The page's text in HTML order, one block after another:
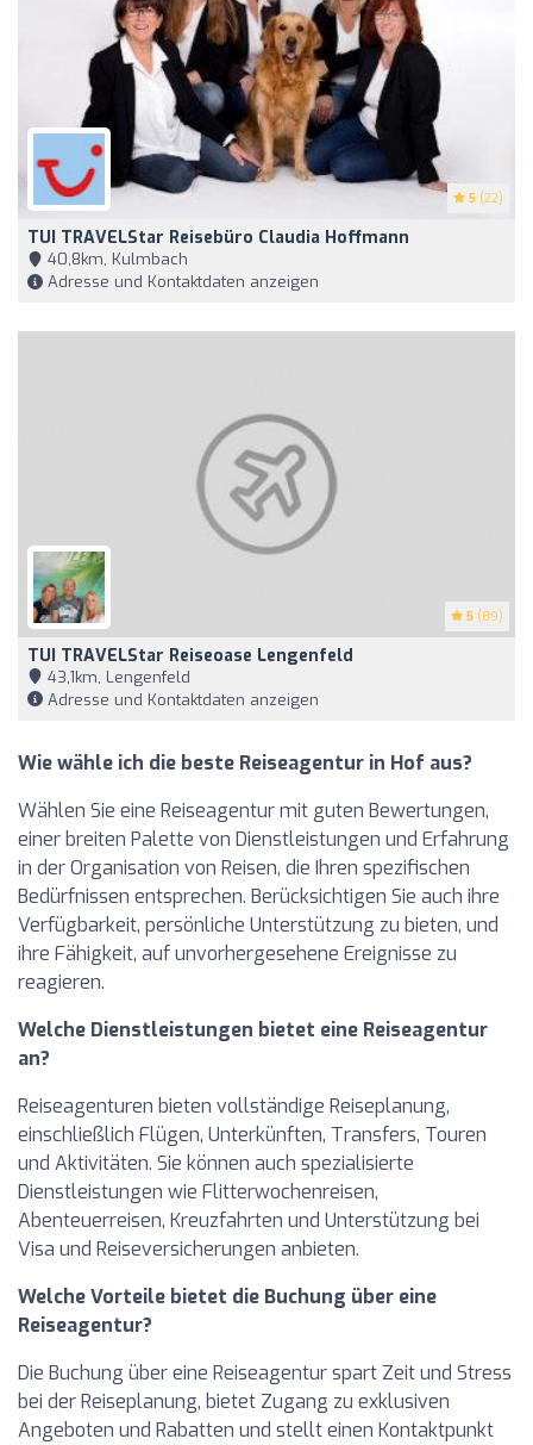
5 (22)
TUI TRAVELStar Reisebüro Claudia Hoffmann
40,8km, Kulmbach
Adresse und Kontaktdaten anzeigen
5 (89)
TUI TRAVELStar Reiseoase Lengenfeld
43,1km, Lengenfeld
Adresse und Kontaktdaten anzeigen
Wie wähle ich die beste Reiseagentur in Hof aus?
Wählen Sie eine Reiseagentur mit guten Bewertungen,
einer breiten Palette von Dienstleistungen und Erfahrung
in der Organisation von Reisen, die Ihren spezifischen
Bedürfnissen entsprechen. Berücksichtigen Sie auch ihre
Verfügbarkeit, persönliche Unterstützung zu bieten, und
ihre Fähigkeit, auf unvorhergesehene Ereignisse zu
reagieren.
Welche Dienstleistungen bietet eine Reiseagentur
an?
Reiseagenturen bieten vollständige Reiseplanung,
einschließlich Flügen, Unterkünften, Transfers, Touren
und Aktivitäten. Sie können auch spezialisierte
Dienstleistungen wie Flitterwochenreisen,
Abenteuerreisen, Kreuzfahrten und Unterstützung bei
Visa und Reiseversicherungen anbieten.
Welche Vorteile bietet die Buchung über eine
Reiseagentur?
Die Buchung über eine Reiseagentur spart Zeit und Stress
bei der Reiseplanung, bietet Zugang zu exklusiven
Angeboten und Rabatten und stellt einen Kontaktpunkt